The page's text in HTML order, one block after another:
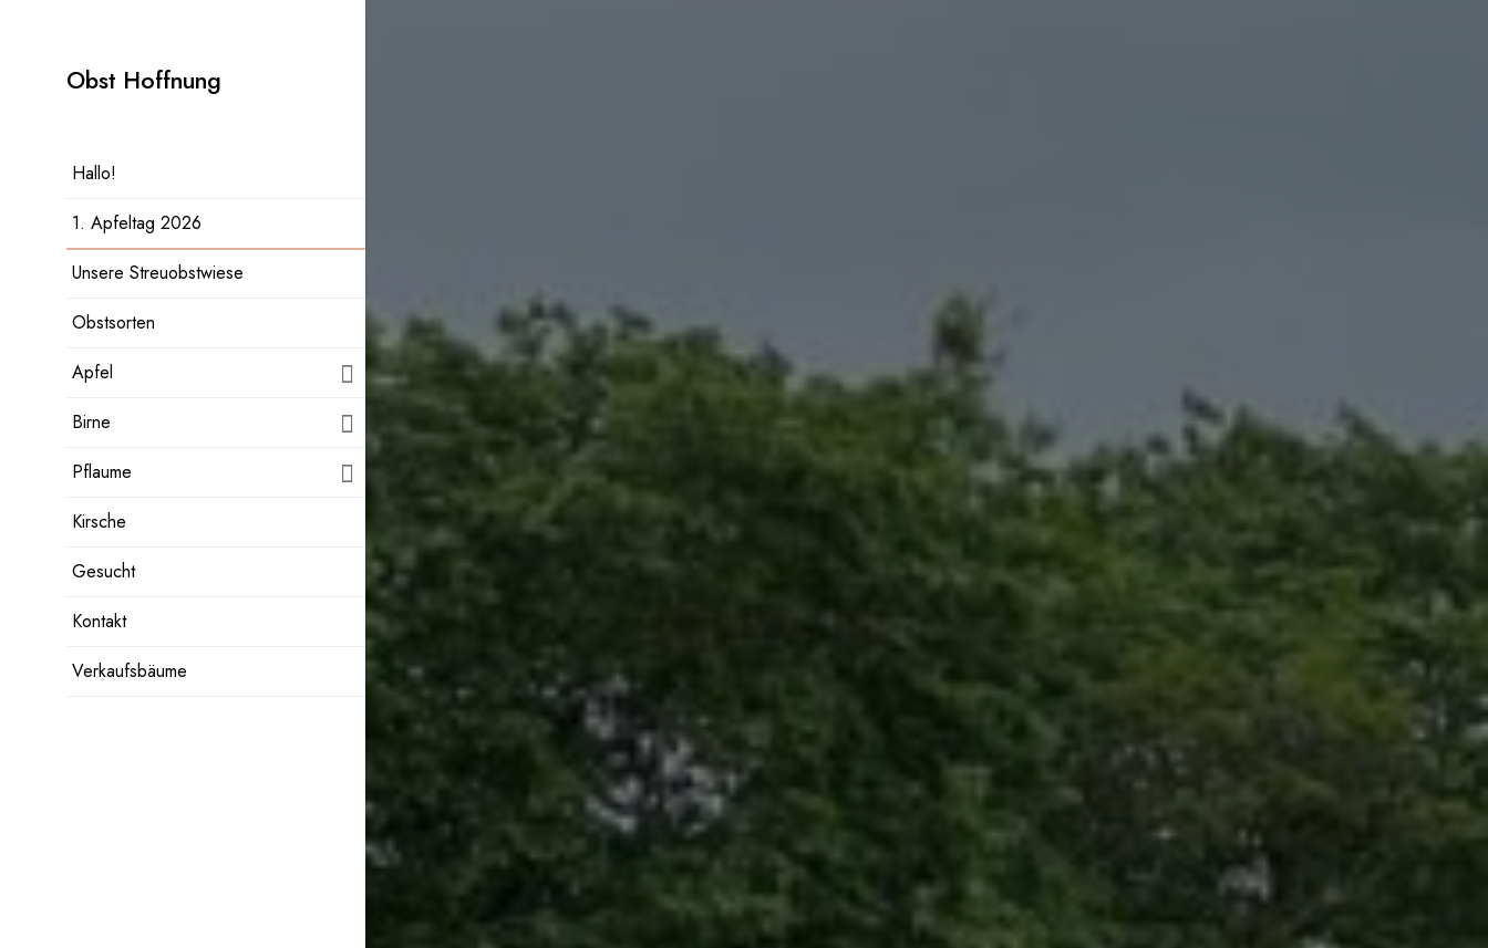
Obst Hoffnung
Hallo!
1. Apfeltag 2026
Unsere Streuobstwiese
Obstsorten
Apfel
Birne
Pflaume
Kirsche
Gesucht
Kontakt
Verkaufsbäume